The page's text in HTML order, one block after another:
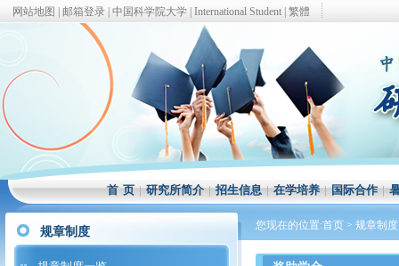
网站地图 邮箱登录 中国科学院大学 International Student 繁體
首 页|研究所简介|招生信息|在学培养|国际合作|
规章制度 您现在的位置:首页 > 规章制度